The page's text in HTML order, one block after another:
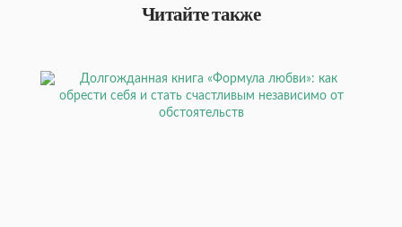
Читайте также